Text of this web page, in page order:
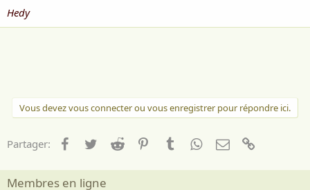
Hedy
Vous devez vous connecter ou vous enregistrer pour répondre ici.
Partager: Facebook
TwitterReddit PinterestTumblrWhatsApp
Email
Membres en ligne